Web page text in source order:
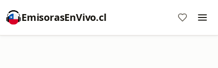
EmisorasEnVivo.cl